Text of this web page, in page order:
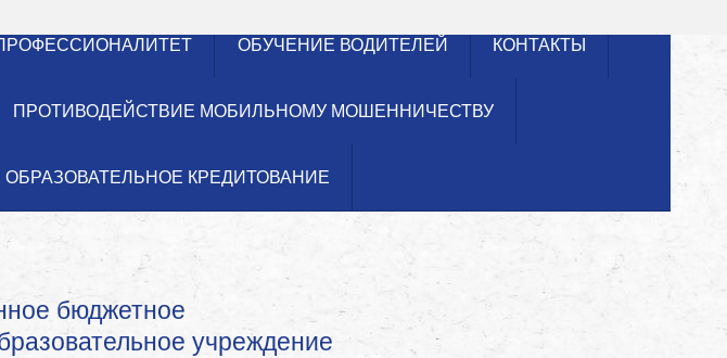
ОБУЧЕНИЕ ВОДИТЕЛЕЙ КОНТАКТЫ
ПРОТИВОДЕЙСТВИЕ МОБИЛЬНОМУ МОШЕННИЧЕСТВУ
ОБРАЗОВАТЕЛЬНОЕ КРЕДИТОВАНИЕ
бюджетное
учреждение